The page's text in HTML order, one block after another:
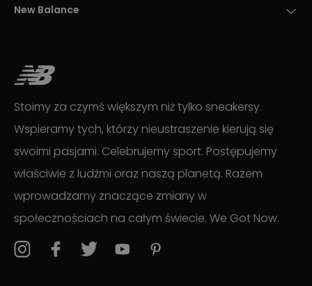
New Balance
Stoimy za czymś większym niż tylko sneakersy.
Wspieramy tych, którzy nieustraszenie kierują się
swoimi pasjami. Celebrujemy sport. Postępujemy
właściwie z ludźmi oraz naszą planetą. Razem
wprowadzamy znaczące zmiany w
społecznościach na całym świecie. We Got Now.